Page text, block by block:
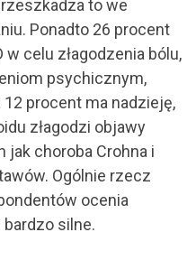
to we
Ponadto 26 procent
celu złagodzenia bólu,
psychicznym,
procent ma nadzieję,
złagodzi objawy
jak choroba Crohna i
Ogólnie rzecz
ocenia
bardzo silne.